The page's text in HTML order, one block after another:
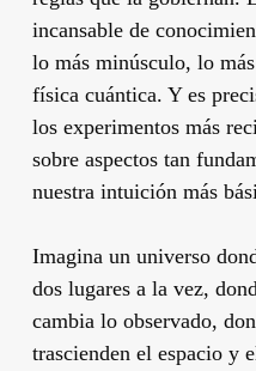
incansable de
lo más minúsculo, lo
física cuántica. Y es
los experimentos más
sobre aspectos tan
nuestra intuición más
Imagina un universo
dos lugares a la vez,
cambia lo observado,
trascienden el espacio y